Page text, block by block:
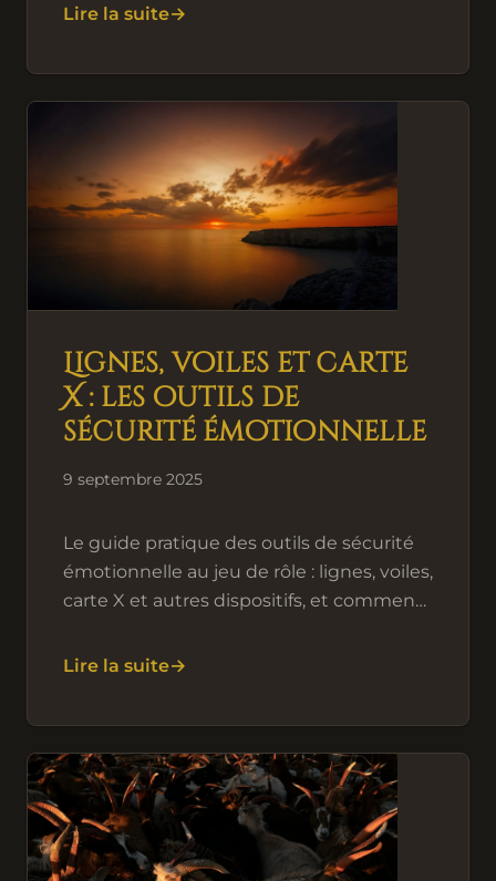
Lire la suite
Lignes, voiles et carte
X : les outils de
sécurité émotionnelle
9 septembre 2025
Le guide pratique des outils de sécurité
émotionnelle au jeu de rôle : lignes, voiles,
carte X et autres dispositifs, et comment
Lire la suite